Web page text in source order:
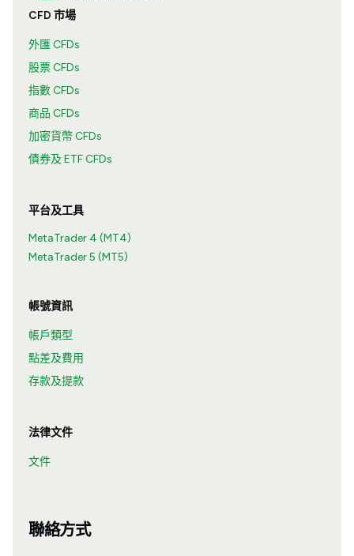
CFD 市場
外匯 CFDs
股票 CFDs
指數 CFDs
商品 CFDs
加密貨幣 CFDs
債券及 ETF CFDs
平台及工具
MetaTrader 4 (MT4)
MetaTrader 5 (MT5)
帳號資訊
帳戶類型
點差及費用
存款及提款
法律文件
文件
聯絡方式